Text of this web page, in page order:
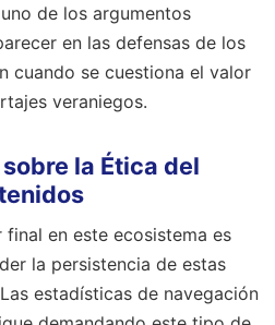
de los argumentos
en las defensas de los
cuando se cuestiona el valor
veraniegos.
la Ética del
en este ecosistema es
la persistencia de estas
estadísticas de navegación